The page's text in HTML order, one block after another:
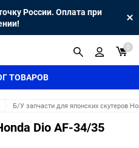
России. Оплата при
ТОВАРОВ
0
Б/У запчасти для японских скутеров
Dio AF-34/35